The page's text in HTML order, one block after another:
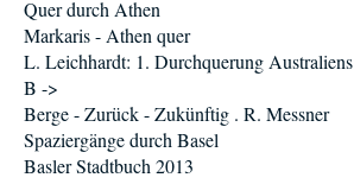
Quer durch Athen
Markaris - Athen quer
L. Leichhardt: 1. Durchquerung Australiens
B ->
Berge - Zurück - Zukünftig . R. Messner
Spaziergänge durch Basel
Basler Stadtbuch 2013